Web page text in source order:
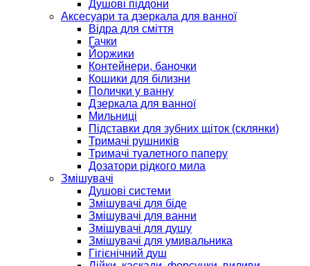
Душові піддони
Аксесуари та дзеркала для ванної
Відра для сміття
Гачки
Йоржики
Контейнери, баночки
Кошики для білизни
Полички у ванну
Дзеркала для ванної
Мильниці
Підставки для зубних щіток (склянки)
Тримачі рушників
Тримачі туалетного паперу
Дозатори рідкого мила
Змішувачі
Душові системи
Змішувачі для біде
Змішувачі для ванни
Змішувачі для душу
Змішувачі для умивальника
Гігієнічний душ